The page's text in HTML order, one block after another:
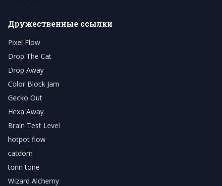
Дружественные ссылки
Pixel Flow
Drop The Cat
Drop Away
Color Block Jam
Gecko Out
Hexa Away
Brain Test Level
hotpot flow
catdom
tonn tone
Wizard Alchemy